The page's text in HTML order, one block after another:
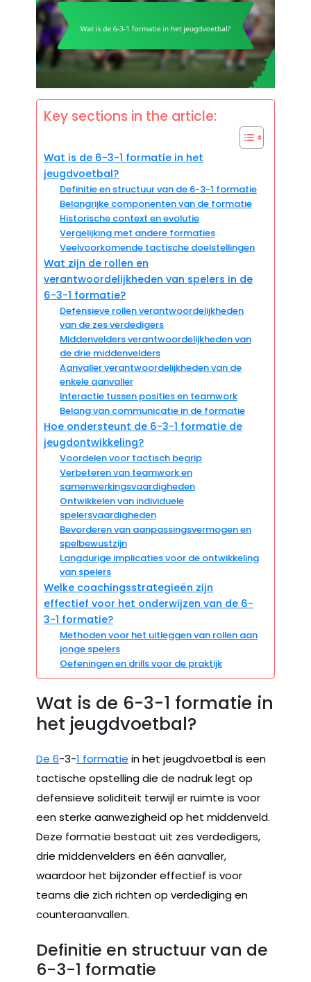
Key sections in the article:
Wat is de 6-3-1 formatie in het
jeugdvoetbal?
Definitie en structuur van de 6-3-1 formatie
Belangrijke componenten van de formatie
Historische context en evolutie
Vergelijking met andere formaties
Veelvoorkomende tactische doelstellingen
Wat zijn de rollen en
verantwoordelijkheden van spelers in de
6-3-1 formatie?
Defensieve rollen verantwoordelijkheden
van de zes verdedigers
Middenvelders verantwoordelijkheden van
de drie middenvelders
Aanvaller verantwoordelijkheden van de
enkele aanvaller
Interactie tussen posities en teamwork
Belang van communicatie in de formatie
Hoe ondersteunt de 6-3-1 formatie de
jeugdontwikkeling?
Voordelen voor tactisch begrip
Verbeteren van teamwork en
samenwerkingsvaardigheden
Ontwikkelen van individuele
spelersvaardigheden
Bevorderen van aanpassingsvermogen en
spelbewustzijn
Langdurige implicaties voor de ontwikkeling
van spelers
Welke coachingsstrategieën zijn
effectief voor het onderwijzen van de 6-
3-1 formatie?
Methoden voor het uitleggen van rollen aan
jonge spelers
Oefeningen en drills voor de praktijk
Wat is de 6-3-1 formatie in
het jeugdvoetbal?
De 6-3-1 formatie in het jeugdvoetbal is een
tactische opstelling die de nadruk legt op
defensieve soliditeit terwijl er ruimte is voor
een sterke aanwezigheid op het middenveld.
Deze formatie bestaat uit zes verdedigers,
drie middenvelders en één aanvaller,
waardoor het bijzonder effectief is voor
teams die zich richten op verdediging en
counteraanvallen.
Definitie en structuur van de
6-3-1 formatie